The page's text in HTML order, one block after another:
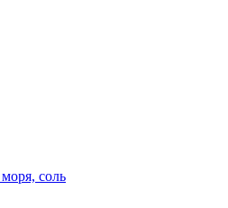
соль